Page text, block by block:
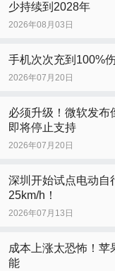
少持续到2028年
2026年08月03日
手机次次充到100%
2026年07月20日
必须升级！微软发布
即将停止支持
2026年07月20日
深圳开始试点电动自
25km/h！
2026年07月13日
成本上涨太恐怖！苹
能